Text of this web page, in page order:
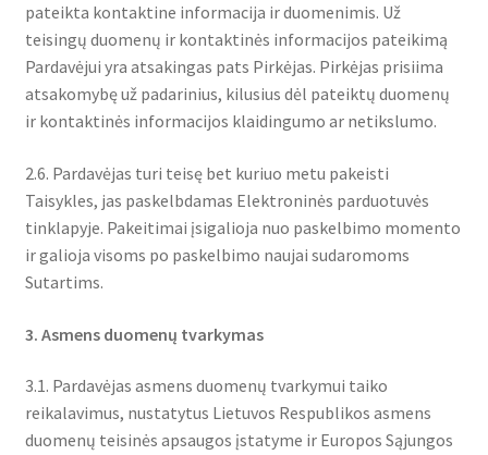
pateikta kontaktine informacija ir duomenimis. Už
teisingų duomenų ir kontaktinės informacijos pateikimą
Pardavėjui yra atsakingas pats Pirkėjas. Pirkėjas prisiima
atsakomybę už padarinius, kilusius dėl pateiktų duomenų
ir kontaktinės informacijos klaidingumo ar netikslumo.
2.6. Pardavėjas turi teisę bet kuriuo metu pakeisti
Taisykles, jas paskelbdamas Elektroninės parduotuvės
tinklapyje. Pakeitimai įsigalioja nuo paskelbimo momento
ir galioja visoms po paskelbimo naujai sudaromoms
Sutartims.
3. Asmens duomenų tvarkymas
3.1. Pardavėjas asmens duomenų tvarkymui taiko
reikalavimus, nustatytus Lietuvos Respublikos asmens
duomenų teisinės apsaugos įstatyme ir Europos Sąjungos